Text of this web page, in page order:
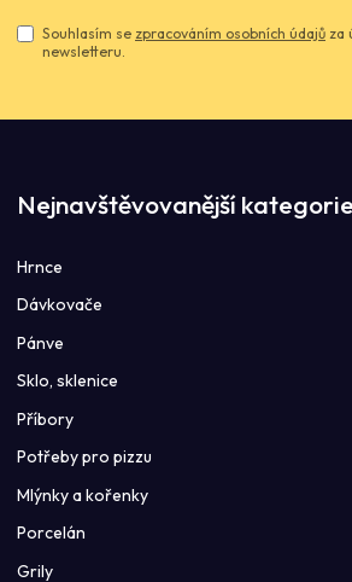
Souhlasím se zpracováním osobních údajů za
newsletteru.
Nejnavštěvovanější kategorie
Hrnce
Dávkovače
Pánve
Sklo, sklenice
Příbory
Potřeby pro pizzu
Mlýnky a kořenky
Porcelán
Grily